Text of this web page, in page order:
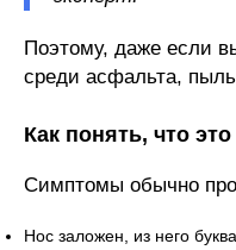
Поэтому, даже если
среди асфальта,
Как понять, что
Симптомы обычно
Нос заложен, из него